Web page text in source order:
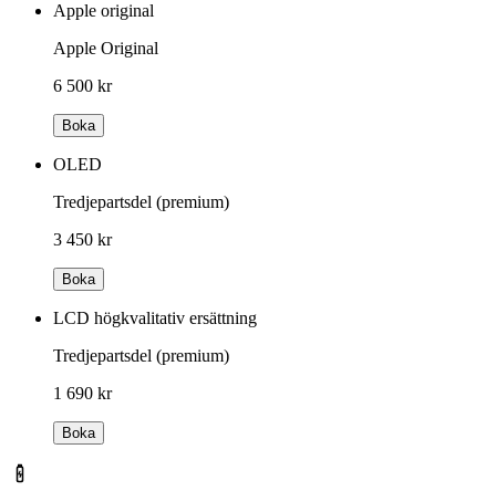
Apple original
Apple Original
6 500 kr
Boka
OLED
Tredjepartsdel (premium)
3 450 kr
Boka
LCD högkvalitativ ersättning
Tredjepartsdel (premium)
1 690 kr
Boka